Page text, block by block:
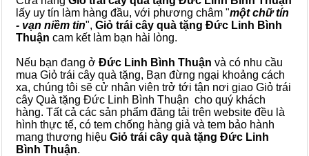
lấy uy tín làm hàng đầu, với phương châm "một chữ tín
- vạn niềm tin", Giỏ trái cây quà tặng Đức Linh Bình
Thuận cam kết làm bạn hài lòng.
Nếu bạn đang ở Đức Linh Bình Thuận và có nhu cầu
mua Giỏ trái cây quà tặng, Bạn đừng ngại khoảng cách
xa, chúng tôi sẽ cử nhân viên trở tới tận nơi giao Giỏ trái
cây Quà tặng Đức Linh Bình Thuận cho quý khách
hàng. Tất cả các sản phẩm đăng tải trên website đều là
hình thực tế, có tem chống hàng giả và tem bảo hành
mang thương hiệu Giỏ trái cây quà tặng Đức Linh
Bình Thuận.